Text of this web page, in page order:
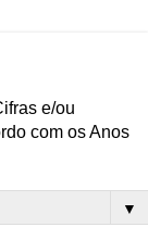
e/ou
com os Anos
▼